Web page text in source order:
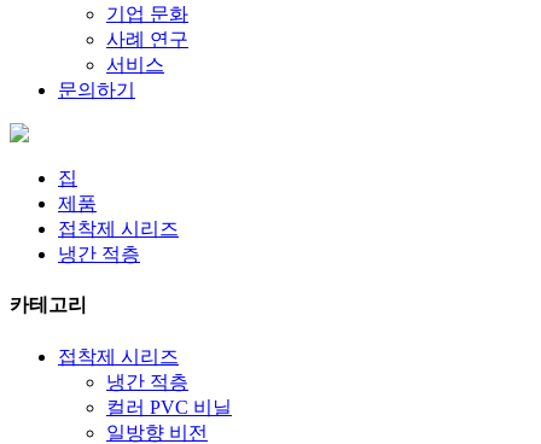
기업 문화
사례 연구
서비스
문의하기
집
제품
접착제 시리즈
냉간 적층
카테고리
접착제 시리즈
냉간 적층
컬러 PVC 비닐
일방향 비전